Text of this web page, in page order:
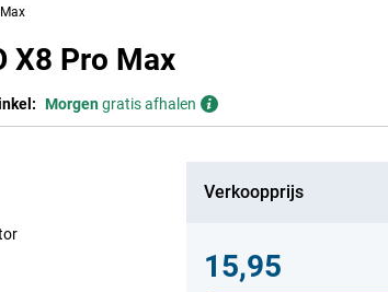
X8 Pro Max
Morgengratis afhalen
Verkoopprijs
15,95